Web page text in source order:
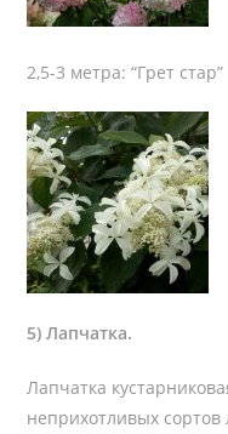
2,5-3 метра: “Грет стар”
5) Лапчатка.
Лапчатка
неприхотливых